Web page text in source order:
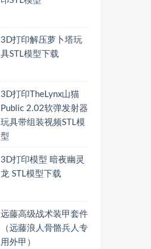
3D打印解压萝卜塔玩
具STL模型下载
3D打印TheLynx山猫
Public 2.02软弹发射器
玩具带组装视频STL模
型
3D打印模型 暗夜幽灵
龙 STL模型下载
远藤高级战术装甲套件
（远藤浪人骨骼兵人专
用外甲）